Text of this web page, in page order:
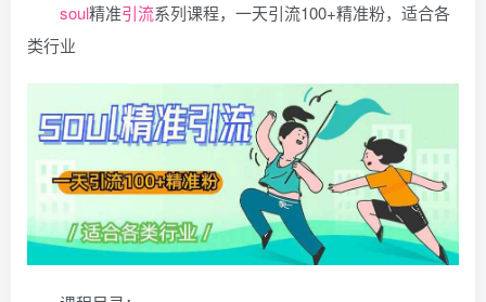
soul精准引流系列课程，一天引流100+精准粉，适合各
类行业